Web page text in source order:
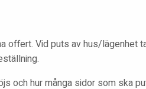
offert. Vid puts av hus/
och hur många sidor som ska